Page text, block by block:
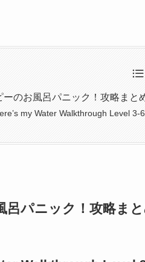
ーのお風呂パニック！攻略まと
my Water Walkthrough Level 3-6
呂パニック！攻略ま